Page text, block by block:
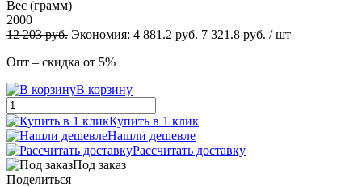
Вес (грамм)
2000
12 203руб. Экономия: 4 881.2 руб. 7 321.8 руб. / шт
Опт – скидка от 5%
В корзину
Купить в 1 клик
Нашли дешевле
Рассчитать доставку
Под заказ
Поделиться